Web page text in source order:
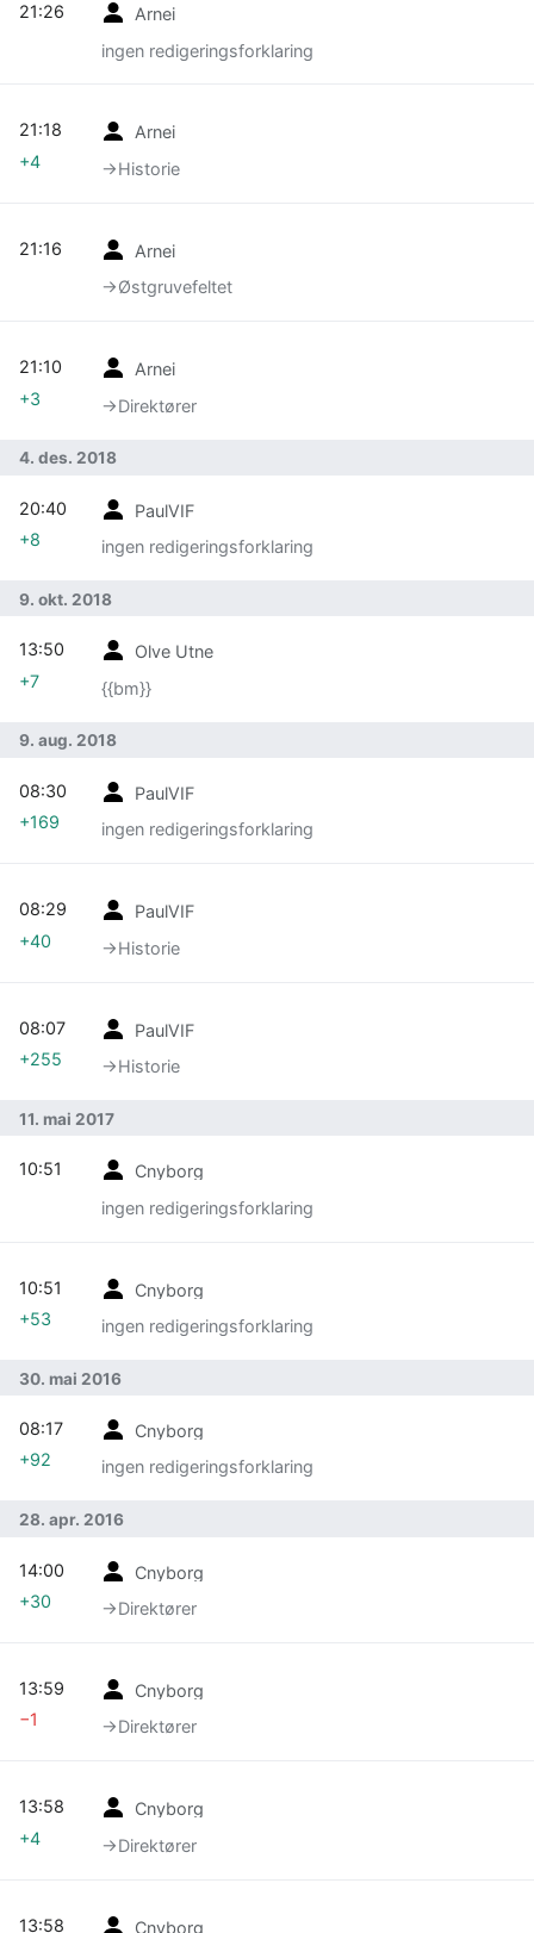
Arnei
ingen redigeringsforklaring
21:26
Arnei
→‎Historie
21:18
+4
Arnei
→‎Østgruvefeltet
21:16
Arnei
→‎Direktører
21:10
+3
4. des. 2018
PaulVIF
ingen redigeringsforklaring
20:40
+8
9. okt. 2018
Olve Utne
{{bm}}
13:50
+7
9. aug. 2018
PaulVIF
ingen redigeringsforklaring
08:30
+169
PaulVIF
→‎Historie
08:29
+40
PaulVIF
→‎Historie
08:07
+255
11. mai 2017
Cnyborg
ingen redigeringsforklaring
10:51
Cnyborg
ingen redigeringsforklaring
10:51
+53
30. mai 2016
Cnyborg
ingen redigeringsforklaring
08:17
+92
28. apr. 2016
Cnyborg
→‎Direktører
14:00
+30
Cnyborg
→‎Direktører
13:59
−1
Cnyborg
→‎Direktører
13:58
+4
Cnyborg
13:58